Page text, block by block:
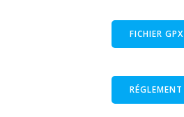
FICHIER GPX
RÉGLEMENT